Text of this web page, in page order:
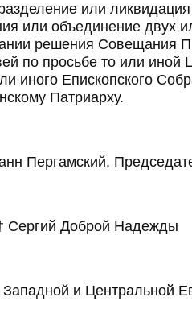
или
или объединение двух
решения Совещания
по просьбе то или иной
иного Епископского
Патриарху.
Пергамский,
Сергий Доброй Надежды
Западной и Центральной